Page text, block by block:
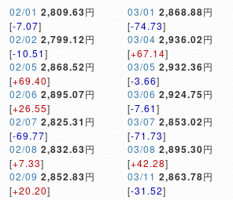
02/01 2,809.63円
[-7.07]
02/02 2,799.12円
[-10.51]
02/05 2,868.52円
[+69.40]
02/06 2,895.07円
[+26.55]
02/07 2,825.31 円
[-69.77]
02/08 2,832.63円
[+7.33]
02/09 2,852.83円
[+20.20]
03/01 2,868.88円
[-74.73]
03/04 2,936.02円
[+67.14]
03/05 2,932.36円
[-3.66]
03/06 2,924.75円
[-7.61]
03/07 2,853.02円
[-71.73]
03/08 2,895.30円
[+42.28]
03/11 2,863.78円
[-31.52]